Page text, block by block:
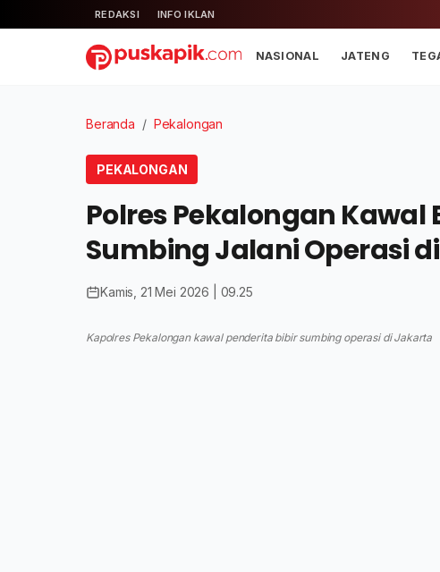
REDAKSI INFO IKLAN
NASIONAL JATENG
Beranda / Pekalongan
PEKALONGAN
Polres Pekalongan Kawal
Sumbing Jalani Operasi
Kamis, 21 Mei 2026 | 09.25
Kapolres Pekalongan kawal penderita bibir sumbing operasi di Jakarta